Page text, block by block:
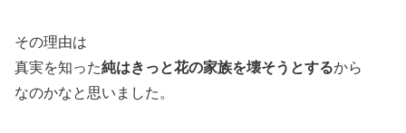
その理由は
真実を知った純はきっと花の家族を壊そうとするから
なのかなと思いました。